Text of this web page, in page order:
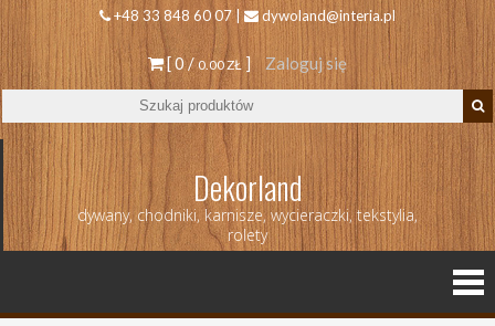
+48 33 848 60 07 | dywoland@interia.pl
[ 0 /0.00 ZŁ ] Zaloguj się
Dekorland
dywany, chodniki, karnisze, wycieraczki, tekstylia,
rolety